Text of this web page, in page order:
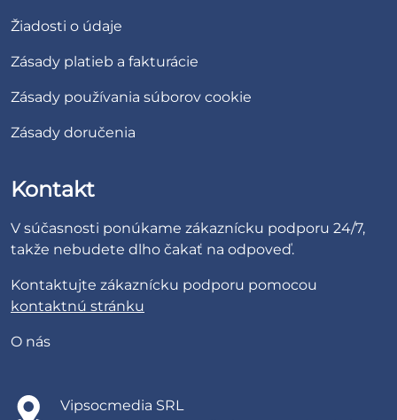
Žiadosti o údaje
Zásady platieb a fakturácie
Zásady používania súborov cookie
Zásady doručenia
Kontakt
V súčasnosti ponúkame zákaznícku podporu 24/7,
takže nebudete dlho čakať na odpoveď.
Kontaktujte zákaznícku podporu pomocou
kontaktnú stránku
O nás
Vipsocmedia SRL